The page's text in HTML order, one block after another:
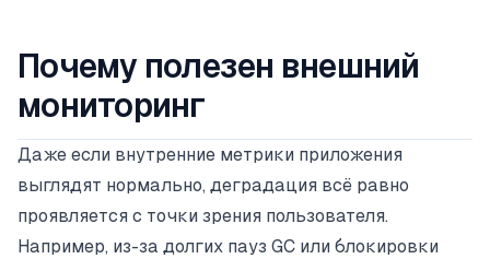
Почему полезен внешний
мониторинг
Даже если внутренние метрики приложения
выглядят нормально, деградация всё равно
проявляется с точки зрения пользователя.
Например, из-за долгих пауз GC или блокировки